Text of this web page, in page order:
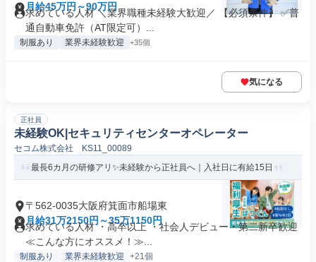
月給45万円～90万円
求めている人材 ＼業界職種未経験大歓迎／ 【必須条件】 ✅普
通自動車免許（AT限定可）...
制服あり 業界未経験歓迎 +35個
気になる
正社員
未経験OK|セキュリティセンターオペレーター
セコム株式会社 KS11_00089
最長6カ月の研修アリ✨未経験から正社員へ｜入社日に有給15日
〒562-0035大阪府箕面市船場東
月給31万2150円～35万1150円
求めている人材 ・高卒以上 ・社会人デビュー・第二新卒歓迎
≪こんな方にオススメ！≫...
制服あり 業界未経験歓迎 +21個